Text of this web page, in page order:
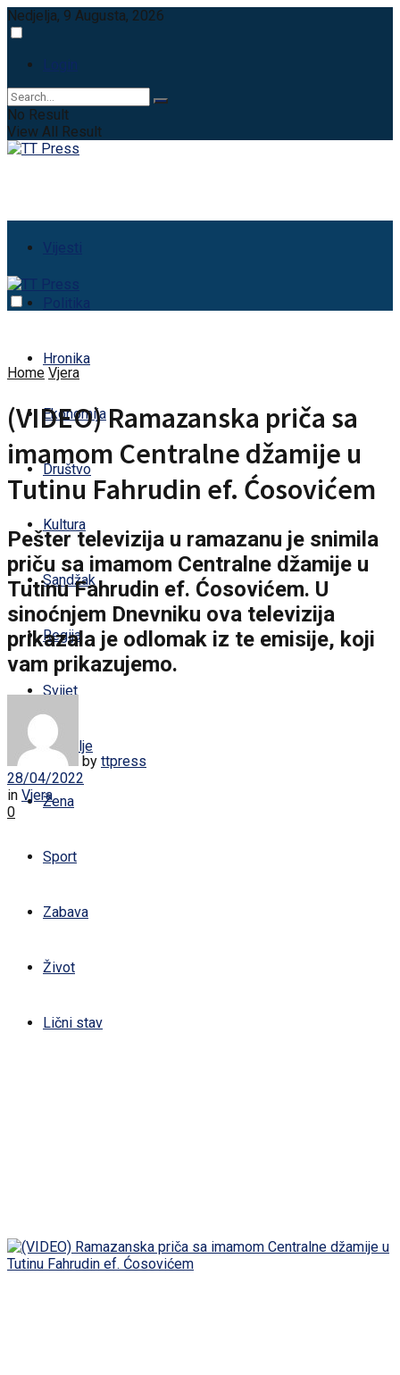
Nedjelja, 9 Augusta, 2026
Login
No Result
View All Result
Vijesti
Politika
Hronika
Ekonomija
Društvo
Kultura
Sandžak
Regija
Svijet
Zdravlje
Žena
Sport
Zabava
Život
Lični stav
Home Vjera
(VIDEO) Ramazanska priča sa
imamom Centralne džamije u
Tutinu Fahrudin ef. Ćosovićem
Pešter televizija u ramazanu je snimila
priču sa imamom Centralne džamije u
Tutinu Fahrudin ef. Ćosovićem. U
sinoćnjem Dnevniku ova televizija
prikazala je odlomak iz te emisije, koji
vam prikazujemo.
by ttpress
28/04/2022
in Vjera
0